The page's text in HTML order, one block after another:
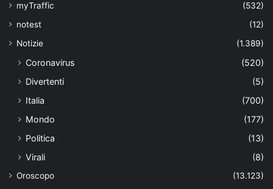
myTraffic
(532)
notest
(12)
Notizie
(1.389)
Coronavirus
(520)
Divertenti
(5)
Italia
(700)
Mondo
(177)
Politica
(13)
Virali
(8)
Oroscopo (13.123)